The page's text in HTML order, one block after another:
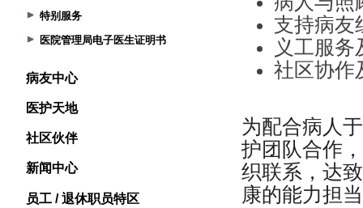
特别服务
医院管理局电子医生证明书
病友中心
医护天地
社区伙伴
新闻中心
员工 / 退休职员特区